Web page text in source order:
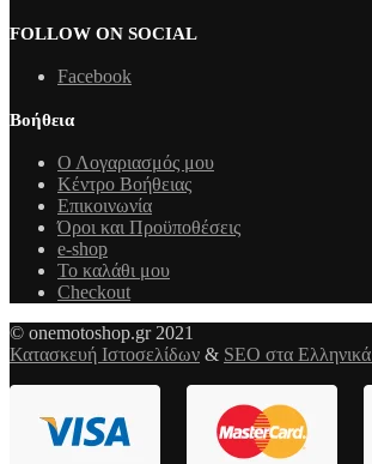
FOLLOW ON SOCIAL
Facebook
Βοήθεια
Ο Λογαριασμός μου
Κέντρο Βοήθειας
Επικοινωνία
Όροι και Προϋποθέσεις
e-shop
Το καλάθι μου
Checkout
© onemotoshop.gr 2021
Κατασκευή Ιστοσελίδων & SEO στα Ελληνικά